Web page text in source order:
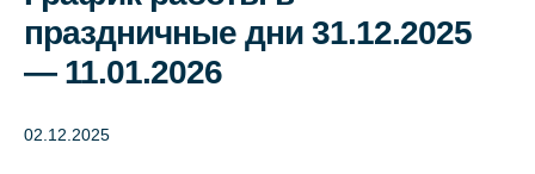
праздничные дни 31.12.2025
— 11.01.2026
02.12.2025